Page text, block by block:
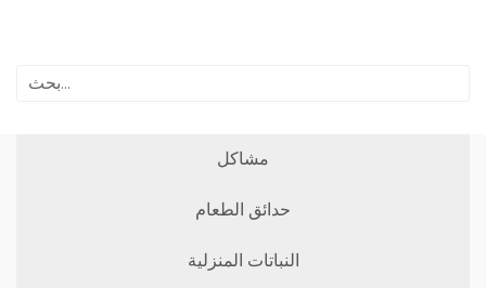
مشاكل
حدائق الطعام
النباتات المنزلية